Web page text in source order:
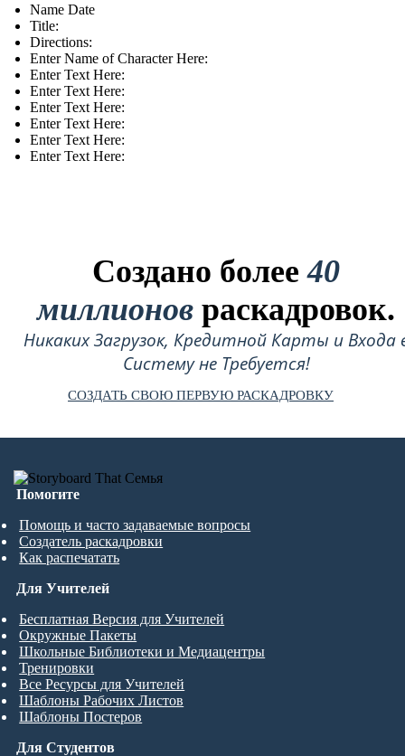
Name Date
Title:
Directions:
Enter Name of Character Here:
Enter Text Here:
Enter Text Here:
Enter Text Here:
Enter Text Here:
Enter Text Here:
Enter Text Here:
Создано более40
миллионов раскадровок.
Никаких Загрузок, Кредитной Карты и Входа
Систему не Требуется!
СОЗДАТЬ СВОЮ ПЕРВУЮ РАСКАДРОВКУ
Помогите
Помощь и часто задаваемые вопросы
Создатель раскадровки
Как распечатать
Для Студентов
Для Учителей
Бесплатная Версия для Учителей
Окружные Пакеты
Школьные Библиотеки и Медиацентры
Тренировки
Все Ресурсы для Учителей
Шаблоны Рабочих Листов
Шаблоны Постеров